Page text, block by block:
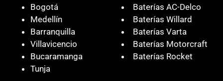
Bogotá
Medellín
Barranquilla
Villavicencio
Bucaramanga
Tunja
Baterías AC-Delco
Baterías Willard
Baterías Varta
Baterías Motorcraft
Baterías Rocket